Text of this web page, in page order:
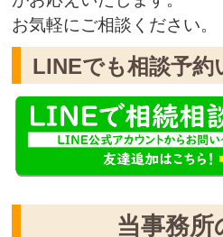
お気軽にご相談ください。
LINEでも相談予約
当事務所